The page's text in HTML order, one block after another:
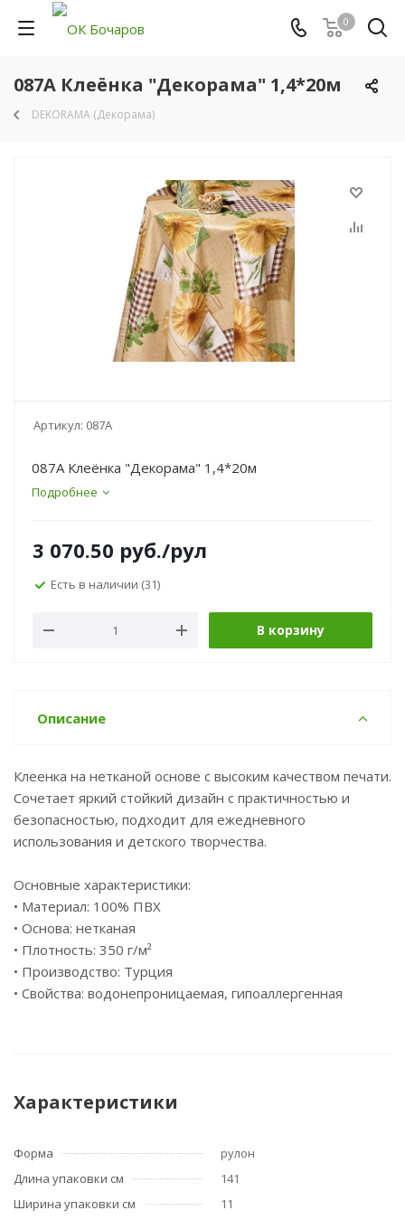
0
087A Клеёнка "Декорама" 1,4*20м
DEKORAMA (Декорама)
Артикул: 087A
087A Клеёнка "Декорама" 1,4*20м
Подробнее
3 070.50 руб./рул
Есть в наличии (31)
В корзину
Описание
Клеенка на нетканой основе с высоким качеством печати.
Сочетает яркий стойкий дизайн с практичностью и
безопасностью, подходит для ежедневного
использования и детского творчества.
Основные характеристики:
• Материал: 100% ПВХ
• Основа: нетканая
• Плотность: 350 г/м²
• Производство: Турция
• Свойства: водонепроницаемая, гипоаллергенная
Характеристики
Форма
рулон
Длина упаковки см
141
Ширина упаковки см
11